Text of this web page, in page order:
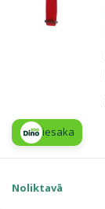
iesaka
Noliktavā